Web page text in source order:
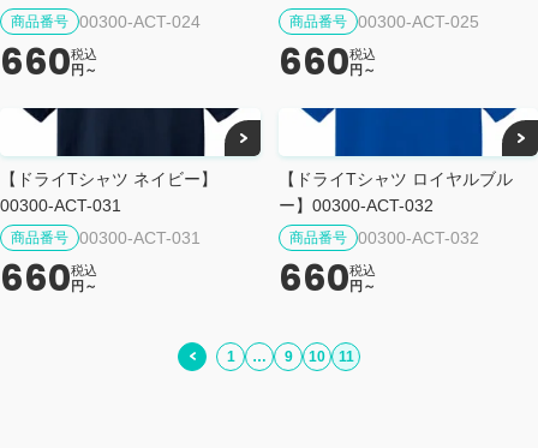
商品番号 00300-ACT-024
660税込
円～
商品番号 00300-ACT-025
660税込
円～
【ドライTシャツ ネイビー】
00300-ACT-031
商品番号 00300-ACT-031
660税込
円～
【ドライTシャツ ロイヤルブル
ー】00300-ACT-032
商品番号 00300-ACT-032
660税込
円～
1 … 9 10 11